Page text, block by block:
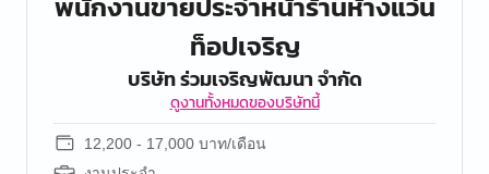
ท็อปเจริญ
บริษัท ร่วมเจริญพัฒนา จำกัด
ดูงานทั้งหมดของบริษัทนี้
12,200 - 17,000 บาท/เดือน